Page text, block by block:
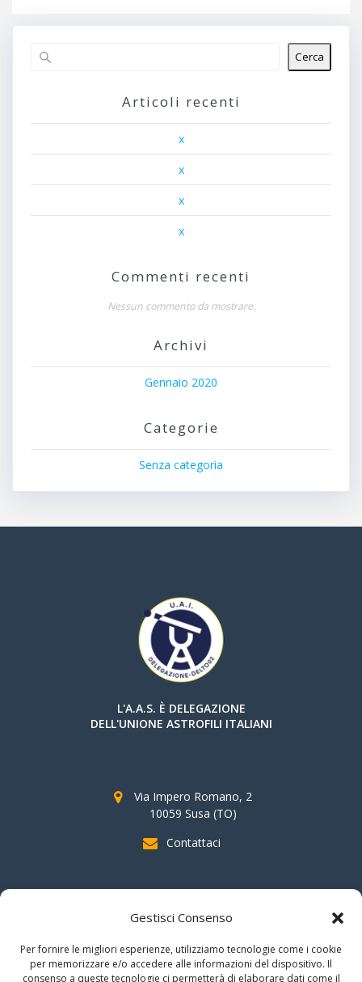
Gestisci Consenso
Per fornire le migliori esperienze, utilizziamo tecnologie come i cookie
per memorizzare e/o accedere alle informazioni del dispositivo. Il
consenso a queste tecnologie ci permetterà di elaborare dati come il
Cerca
Articoli recenti
x
x
x
x
Commenti recenti
Nessun commento da mostrare.
Archivi
Gennaio 2020
Categorie
Senza categoria
L'A.A.S. È DELEGAZIONE
DELL'UNIONE ASTROFILI ITALIANI
Via Impero Romano, 2
10059 Susa (TO)
Contattaci
SOSTIENI AAS
indicando il
C.F. 96020930010
nella dichiarazione dei redditi e
firmando per la destinazione del"cinque per mille".